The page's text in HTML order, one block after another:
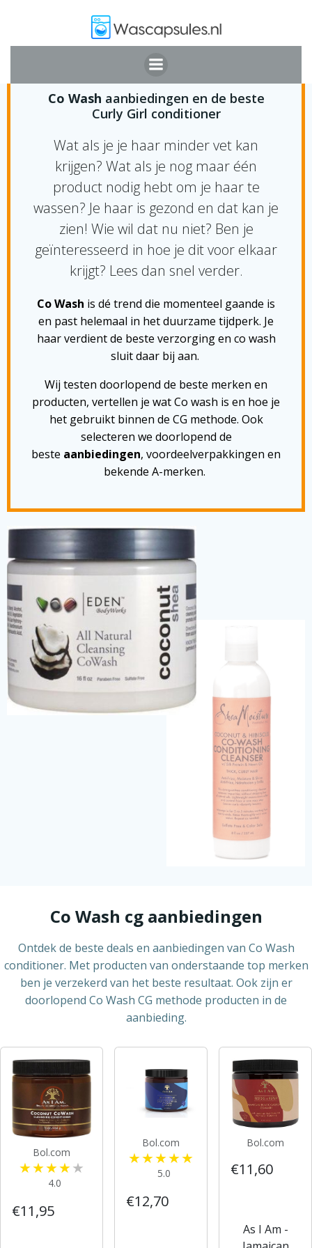
naar
de
inhoud
CO WASH CG
Co Wash aanbiedingen en de beste
Curly Girl conditioner
Wat als je je haar minder vet kan
krijgen? Wat als je nog maar één
product nodig hebt om je haar te
wassen? Je haar is gezond en dat kan je
zien! Wie wil dat nu niet? Ben je
geïnteresseerd in hoe je dit voor elkaar
krijgt? Lees dan snel verder.
Co Wash is dé trend die momenteel gaande is
en past helemaal in het duurzame tijdperk. Je
haar verdient de beste verzorging en co wash
sluit daar bij aan.
Wij testen doorlopend de beste merken en
producten, vertellen je wat Co wash is en hoe je
het gebruikt binnen de CG methode. Ook
selecteren we doorlopend de
beste aanbiedingen, voordeelverpakkingen en
bekende A-merken.
Co Wash cg aanbiedingen
Ontdek de beste deals en aanbiedingen van Co Wash
conditioner. Met producten van onderstaande top merken
ben je verzekerd van het beste resultaat. Ook zijn er
doorlopend Co Wash CG methode producten in de
aanbieding.
Bol.com
4.0
€11,95
Bol.com
5.0
€12,70
Bol.com
€11,60
As I Am -